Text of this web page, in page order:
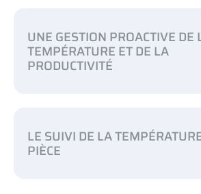
UNE GESTION PROACTIVE DE
TEMPÉRATURE ET DE LA
PRODUCTIVITÉ
le contrôle du
mécaniques et la surveillance de la
LE SUIVI DE LA
PIÈCE